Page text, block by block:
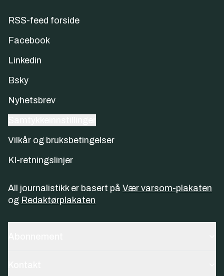
RSS-feed forside
Facebook
Linkedin
Bsky
Nyhetsbrev
Vilkår og bruksbetingelser
KI-retningslinjer
All journalistikk er basert på Vær varsom-plakaten
og Redaktørplakaten